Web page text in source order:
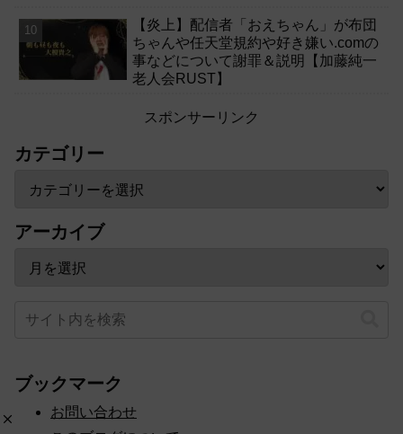
【炎上】配信者「おえちゃん」が布団
ちゃんや任天堂規約や好き嫌い.comの
事などについて謝罪＆説明【加藤純一
老人会RUST】
スポンサーリンク
カテゴリー